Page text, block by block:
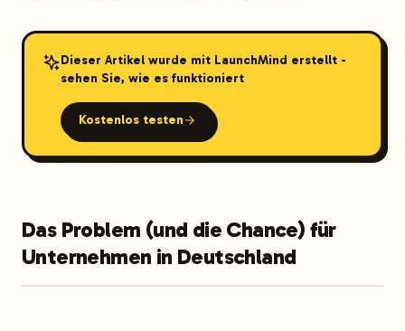
Dieser Artikel wurde mit LaunchMind erstellt -
sehen Sie, wie es funktioniert
Kostenlos testen
Das Problem (und die Chance) für
Unternehmen in Deutschland